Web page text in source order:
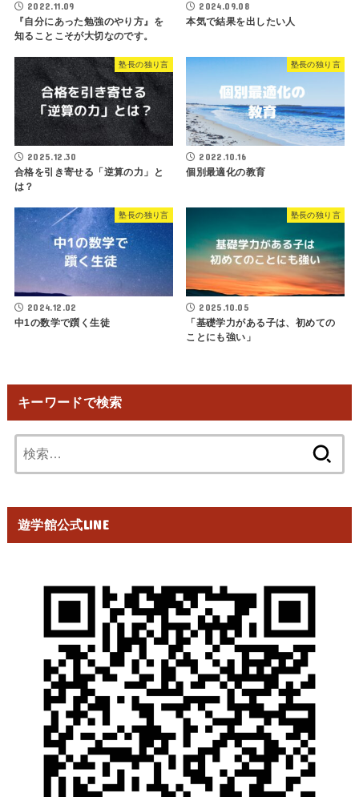
2022.11.09
『自分にあった勉強のやり方』を
知ることこそが大切なのです。
2024.09.08
本気で結果を出したい人
塾長の独り言
2025.12.30
合格を引き寄せる「逆算の力」と
は？
塾長の独り言
2022.10.16
個別最適化の教育
塾長の独り言
2024.12.02
中1の数学で躓く生徒
塾長の独り言
2025.10.05
「基礎学力がある子は、初めての
ことにも強い」
キーワードで検索
索:
遊学館公式LINE